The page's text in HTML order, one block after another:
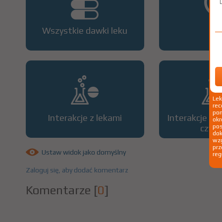
Wszystkie dawki leku
Interakcje z lekami
Interakcje z
Ustaw widok jako domyślny
Zaloguj się, aby dodać komentarz
Komentarze [0]